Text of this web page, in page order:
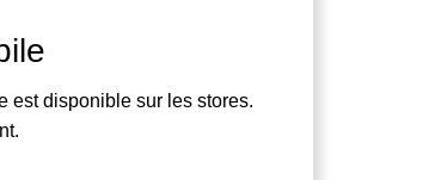
est disponible sur les stores.